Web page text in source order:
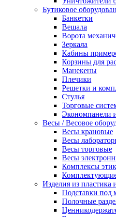
Бутиковое
Банкетки
Вешала
Ворота
Зеркала
Кабины
Корзины для
Манекены
Плечики
Решетки и
Стулья
Торговые
Экономпанели
Весы / Весовое
Весы крановые
Весы
Весы торговые
Весы
Комплексы
Изделия из пластика
Подставки под
Полочные